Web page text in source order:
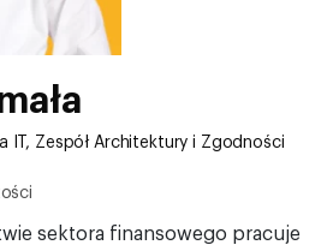
IT, Zespół Architektury i Zgodności
sektora finansowego pracuje